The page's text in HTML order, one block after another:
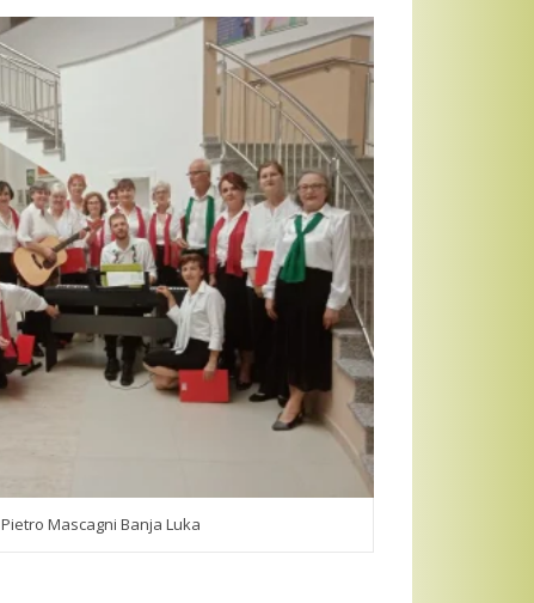
Mascagni Banja Luka